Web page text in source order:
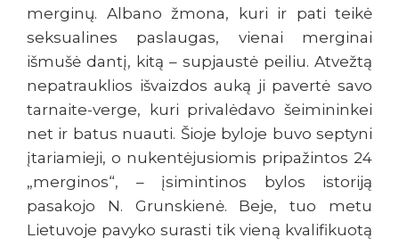
merginų. Albano žmona, kuri ir pati teikė
seksualines paslaugas, vienai merginai
išmušė dantį, kitą – supjaustė peiliu. Atvežtą
nepatrauklios išvaizdos auką ji pavertė savo
tarnaite-verge, kuri privalėdavo šeimininkei
net ir batus nuauti. Šioje byloje buvo septyni
įtariamieji, o nukentėjusiomis pripažintos 24
„merginos“, – įsimintinos bylos istoriją
pasakojo N. Grunskienė. Beje, tuo metu
Lietuvoje pavyko surasti tik vieną kvalifikuotą